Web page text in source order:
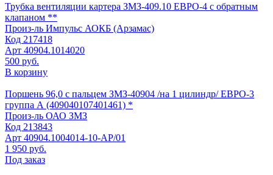
Трубка вентиляции картера ЗМЗ-409.10 ЕВРО-4 с обратным
клапаном **
Произ-ль Импульс АОКБ (Арзамас)
Код 217418
Арт 40904.1014020
500 руб.
В корзину
Поршень 96,0 с пальцем ЗМЗ-40904 /на 1 цилиндр/ ЕВРО-3
группа А (409040107401461) *
Произ-ль ОАО ЗМЗ
Код 213843
Арт 40904.1004014-10-АР/01
1 950 руб.
Под заказ